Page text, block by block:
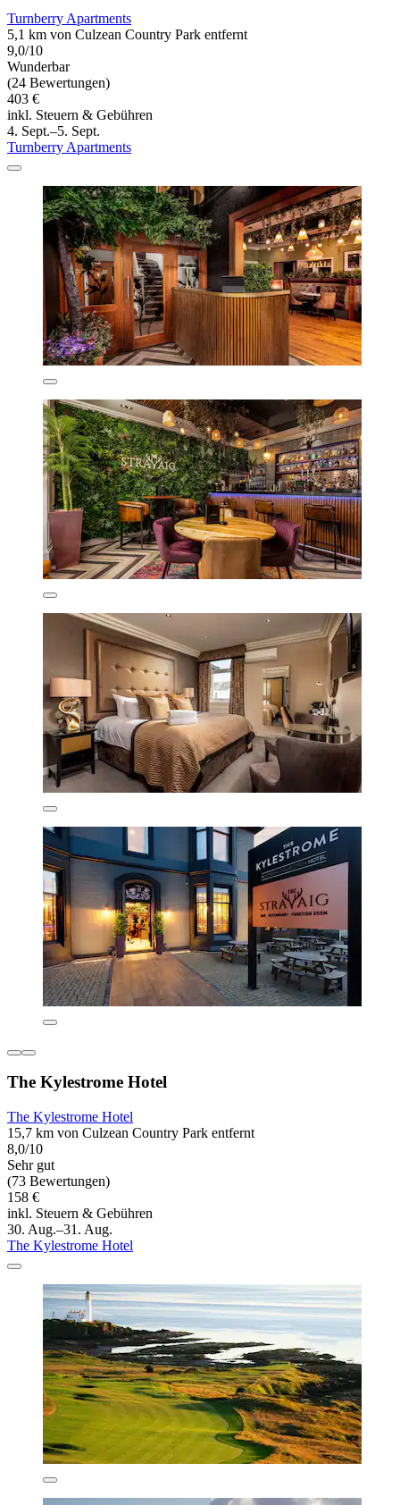
Turnberry Apartments
5,1 km von Culzean Country Park entfernt
9,0/10
Wunderbar
(24 Bewertungen)
403 €
inkl. Steuern & Gebühren
4. Sept.–5. Sept.
Turnberry Apartments
The Kylestrome Hotel
The Kylestrome Hotel
15,7 km von Culzean Country Park entfernt
8,0/10
Sehr gut
(73 Bewertungen)
158 €
inkl. Steuern & Gebühren
30. Aug.–31. Aug.
The Kylestrome Hotel